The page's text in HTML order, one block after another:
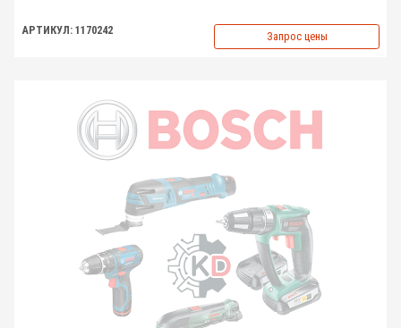
АРТИКУЛ: 1170242 Запрос цены